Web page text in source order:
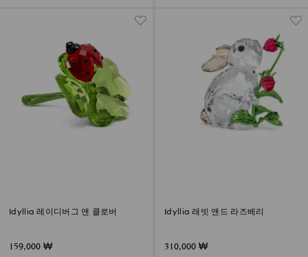
Idyllia 레이디버그 앤 클로버
159,000 ₩
Idyllia 래빗 앤드 라즈베리
310,000 ₩